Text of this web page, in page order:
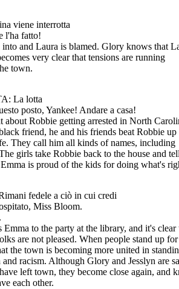
viene interrotta
l'ha fatto!
and Laura is blamed. Glory knows that
very clear that tensions are running
town.
La lotta
posto, Yankee! Andare a casa!
about Robbie getting arrested in North
friend, he and his friends beat Robbie up
They call him all kinds of names, including
girls take Robbie back to the house and
is proud of the kids for doing what's
fedele a ciò in cui credi
Miss Bloom.
to the party at the library, and it's clear
are not pleased. When people stand up for
the town is becoming more united in
and racism. Although Glory and Jesslyn are
left town, they become close again, and
each other.